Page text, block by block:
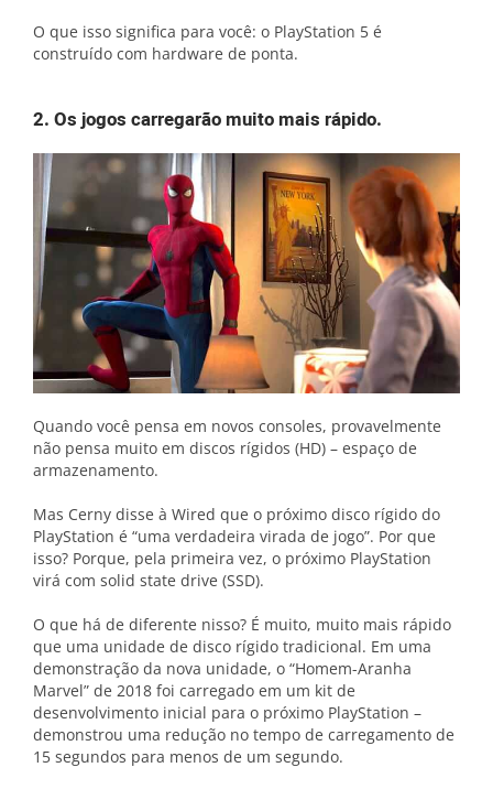
O que isso significa para você: o PlayStation 5 é
construído com hardware de ponta.
2. Os jogos carregarão muito mais rápido.
Quando você pensa em novos consoles, provavelmente
não pensa muito em discos rígidos (HD) – espaço de
armazenamento.
Mas Cerny disse à Wired que o próximo disco rígido do
PlayStation é “uma verdadeira virada de jogo”. Por que
isso? Porque, pela primeira vez, o próximo PlayStation
virá com solid state drive (SSD).
O que há de diferente nisso? É muito, muito mais rápido
que uma unidade de disco rígido tradicional. Em uma
demonstração da nova unidade, o “Homem-Aranha
Marvel” de 2018 foi carregado em um kit de
desenvolvimento inicial para o próximo PlayStation –
demonstrou uma redução no tempo de carregamento de
15 segundos para menos de um segundo.